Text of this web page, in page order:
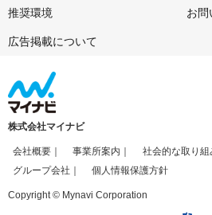
推奨環境 お問
広告掲載について
株式会社マイナビ
会社概要 事業所案内 社会的な取り組
グループ会社
個人情報保護方針
Copyright © Mynavi Corporation